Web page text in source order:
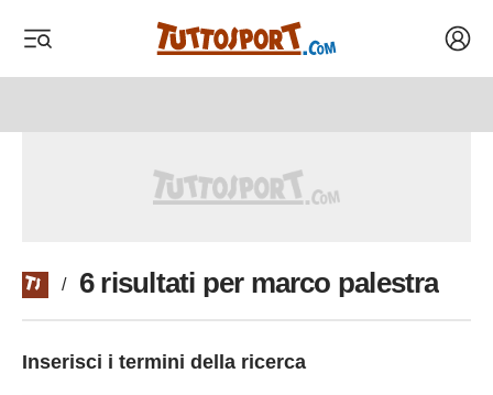
/ 6 risultati per marco palestra
Inserisci i termini della ricerca